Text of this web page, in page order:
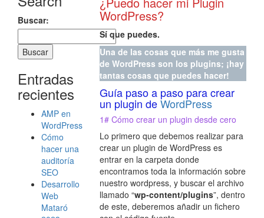
Buscar:
Entradas
recientes
AMP en
WordPress
Cómo
hacer una
auditoría
SEO
Desarrollo
Web
Mataró
WordPress?
Sí que puedes.
Una de las cosas que más me gusta
de WordPress son los plugins; ¡hay
tantas cosas que puedes hacer!
Guía paso a paso para crear
un plugin deWordPress
1# Cómo crear un plugin desde cero
Lo primero que debemos realizar para
crear un plugin de WordPress es
entrar en la carpeta donde
encontramos toda la información sobre
nuestro wordpress, y buscar el archivo
llamado “wp-content/plugins”, dentro
de este, deberemos añadir un fichero